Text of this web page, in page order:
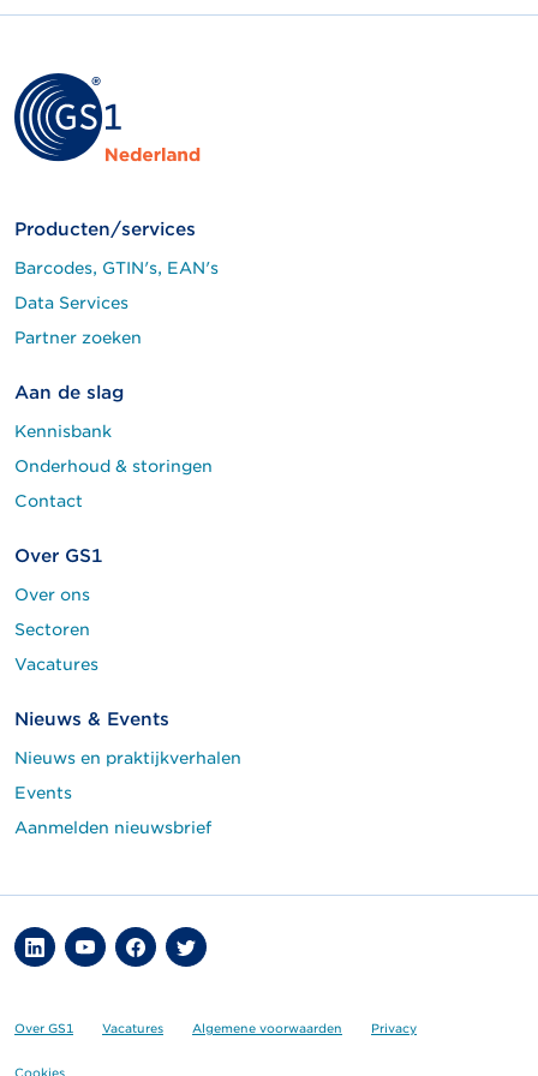
Producten/services
Barcodes, GTIN's, EAN's
Data Services
Partner zoeken
Aan de slag
Kennisbank
Onderhoud & storingen
Contact
Over GS1
Over ons
Sectoren
Vacatures
Nieuws & Events
Nieuws en praktijkverhalen
Events
Aanmelden nieuwsbrief
Over GS1 Vacatures Algemene voorwaarden Privacy
Cookies